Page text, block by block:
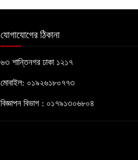
যোগাযোগের ঠিকানা
৬৩ শান্তিনগর ঢাকা ১২১৭
মোবাইল: ০১৯২৬১৮০৭৭৩
বিজ্ঞাপন বিভাগ : ০১৭৯১৩০৬৮০৪